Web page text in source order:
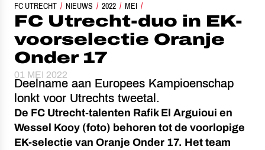
FC UTRECHT NIEUWS 2022 MEI
FC UTRECHT-DUO IN EK-VOORSELECTIE ORANJE ONDER 17
FC Utrecht-duo in EK-
voorselectie Oranje
Onder 17
01 MEI 2022
Deelname aan Europees Kampioenschap
lonkt voor Utrechts tweetal.
De FC Utrecht-talenten Rafik El Arguioui en
Wessel Kooy (foto) behoren tot de voorlopige
EK-selectie van Oranje Onder 17. Het team